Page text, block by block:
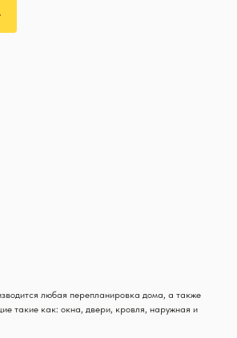
любая перепланировка дома, а также
такие как: окна, двери, кровля, наружная и